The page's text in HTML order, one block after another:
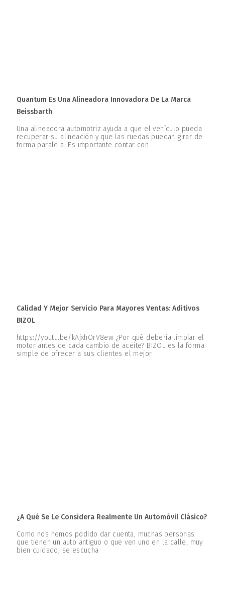
Quantum Es Una Alineadora Innovadora De La Marca
Beissbarth
Una alineadora automotriz ayuda a que el vehículo pueda
recuperar su alineación y que las ruedas puedan girar de
forma paralela. Es importante contar con
Calidad Y Mejor Servicio Para Mayores Ventas: Aditivos
BIZOL
https://youtu.be/kAjxhOrV8ew ¿Por qué debería limpiar el
motor antes de cada cambio de aceite? BIZOL es la forma
simple de ofrecer a sus clientes el mejor
¿A Qué Se Le Considera Realmente Un Automóvil Clásico?
Como nos hemos podido dar cuenta, muchas personas
que tienen un auto antiguo o que ven uno en la calle, muy
bien cuidado, se escucha